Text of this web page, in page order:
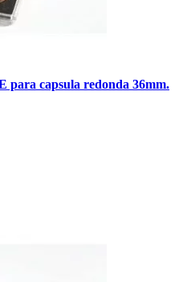
para capsula redonda 36mm.